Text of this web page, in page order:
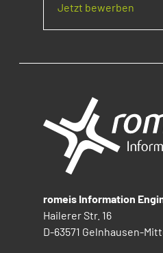
Jetzt bewerben
romeis Information
Hailerer Str. 16
D-63571 Gelnhausen-